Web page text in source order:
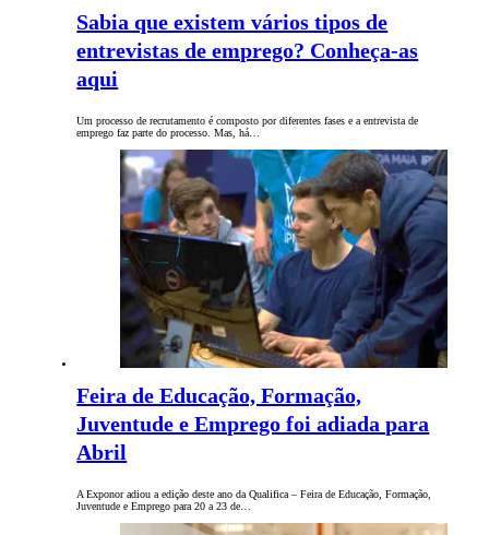
Sabia que existem vários tipos de
entrevistas de emprego? Conheça-as
aqui
Um processo de recrutamento é composto por diferentes fases e a entrevista de
emprego faz parte do processo. Mas, há…
Feira de Educação, Formação,
Juventude e Emprego foi adiada para
Abril
A Exponor adiou a edição deste ano da Qualifica – Feira de Educação, Formação,
Juventude e Emprego para 20 a 23 de…